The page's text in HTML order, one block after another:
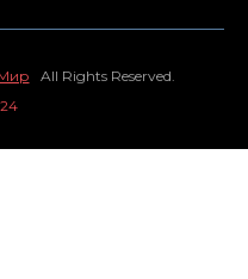
All Rights Reserved.